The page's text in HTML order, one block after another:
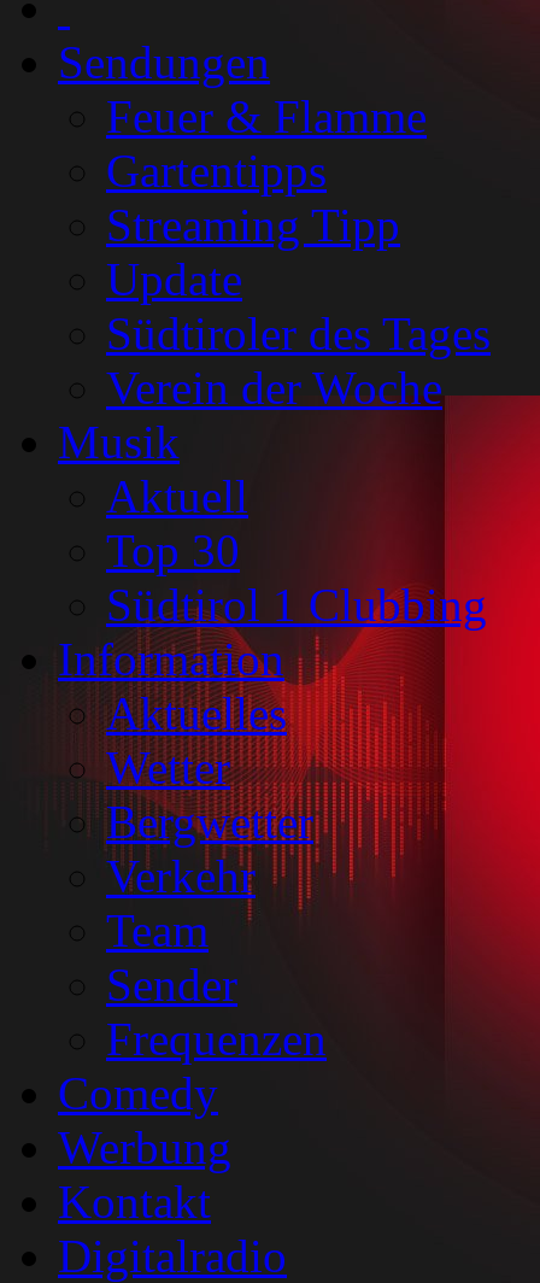
Sendungen
Feuer & Flamme
Gartentipps
Streaming Tipp
Update
Südtiroler des Tages
Verein der Woche
Musik
Aktuell
Top 30
Südtirol 1 Clubbing
Information
Aktuelles
Wetter
Bergwetter
Verkehr
Team
Sender
Frequenzen
Comedy
Werbung
Kontakt
Digitalradio